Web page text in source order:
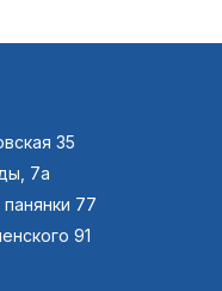
35
7а
77
91